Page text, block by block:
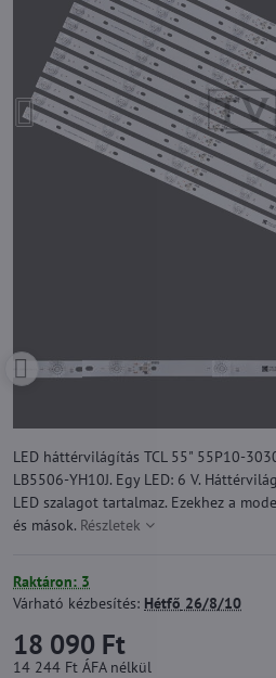
LED háttérvilágítás TCL 55" 55P10-
LB5506-YH10J. Egy LED: 6 V.
LED szalagot tartalmaz. Ezekhez a
és mások. Részletek
Raktáron: 3
Várható kézbesítés: Hétfő 26/8/10
18 090 Ft
14 244 Ft ÁFA nélkül